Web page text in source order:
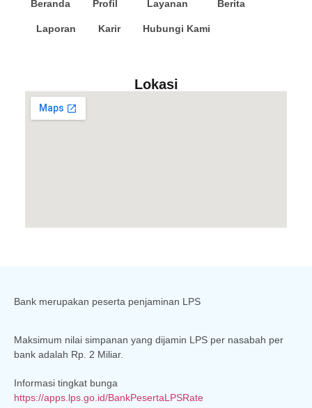
Beranda Profil Layanan Berita
Laporan Karir Hubungi Kami
Lokasi
Bank merupakan peserta penjaminan LPS
Maksimum nilai simpanan yang dijamin LPS per nasabah per
bank adalah Rp. 2 Miliar.
Informasi tingkat bunga
https://apps.lps.go.id/BankPesertaLPSRate